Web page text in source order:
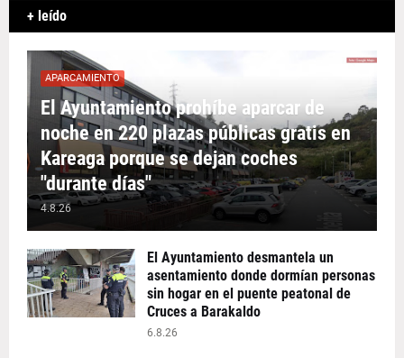
+ leído
APARCAMIENTO
El Ayuntamiento prohíbe aparcar de
noche en 220 plazas públicas gratis en
Kareaga porque se dejan coches
"durante días"
4.8.26
El Ayuntamiento desmantela un
asentamiento donde dormían personas
sin hogar en el puente peatonal de
Cruces a Barakaldo
6.8.26